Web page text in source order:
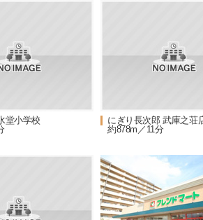
堂小学校
にぎり長次郎 武庫之荘
約878m／11分